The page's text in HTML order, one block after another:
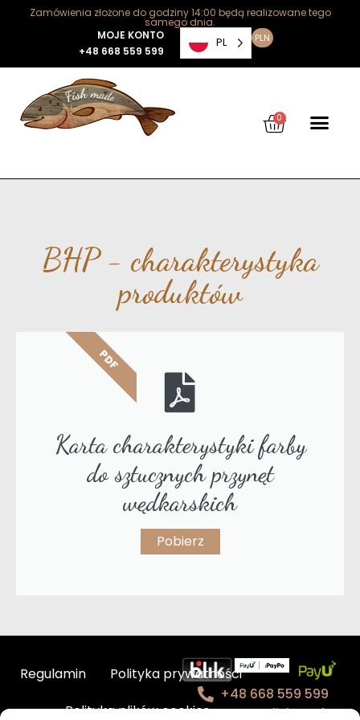
Zamówienia złożone do godziny 14:00 będą realizowane tego
samego dnia.
MOJE KONTO
+48 668 559 599
PL PLN
0
BHP - charakterystyka
produktów
Karta charakterystyki farby
do sztucznych przynęt
wędkarskich
Pobierz
PDF
Regulamin
Polityka prywatności
Polityka plików cookies
+48 668 559 599
contact@fishmade.e